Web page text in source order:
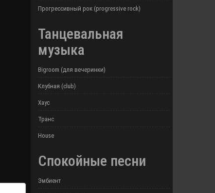
Прогрессивный рок (progressive rock)
Танцевальная
музыка
Bigroom (для вечеринки)
Клубная (club)
Хаус
Транс
House
Спокойные песни
Эмбиент